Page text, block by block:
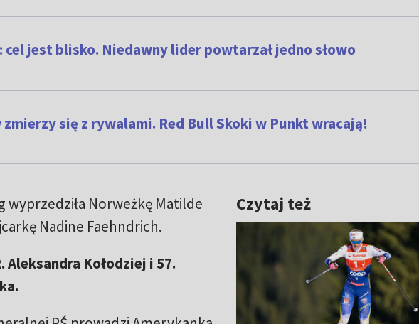
cel jest blisko. Niedawny lider powtarzał jedno słowo
zmierzy się z rywalami. Red Bull Skoki w Punkt wracają!
Czytaj też
wyprzedziła Norweżkę Matilde
Nadine Faehndrich.
Aleksandra Kołodziej i 57.